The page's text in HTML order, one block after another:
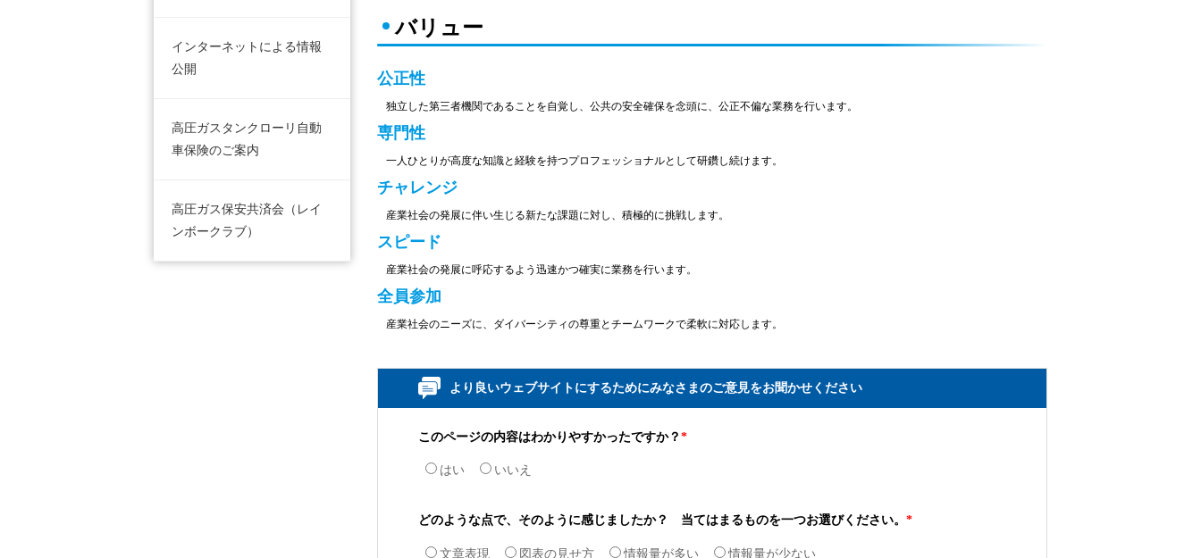
インターネットによる情報
公開
高圧ガスタンクローリ自動
車保険のご案内
高圧ガス保安共済会（レイ
ンボークラブ）
バリュー
公正性
独立した第三者機関であることを自覚し、公共の安全確保を念頭に、公正不偏な業務を行います。
専門性
一人ひとりが高度な知識と経験を持つプロフェッショナルとして研鑽し続けます。
チャレンジ
産業社会の発展に伴い生じる新たな課題に対し、積極的に挑戦します。
スピード
産業社会の発展に呼応するよう迅速かつ確実に業務を行います。
全員参加
産業社会のニーズに、ダイバーシティの尊重とチームワークで柔軟に対応します。
より良いウェブサイトにするためにみなさまのご意見をお聞かせください
このページの内容はわかりやすかったですか？ *
はい いいえ
どのような点で、そのように感じましたか？ 当てはまるものを一つお選びください。 *
文章表現 図表の見せ方 情報量が多い 情報量が少ない